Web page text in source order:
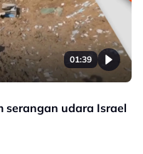
01:39
serangan udara Israel